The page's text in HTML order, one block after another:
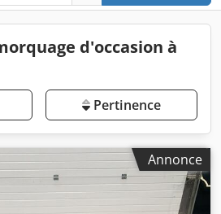
d'occasion à
Pertinence
Annonce